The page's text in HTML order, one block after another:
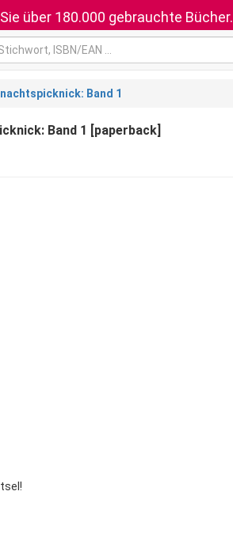
über 180.000 gebrauchte Bücher.
Band 1
Band 1 [paperback]